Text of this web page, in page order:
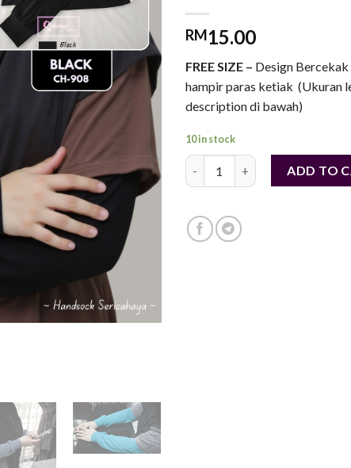
RM15.00
FREE SIZE – Design
hampir paras ketiak (Ukuran
description di bawah)
10 in stock
Handsocks Besar Berkualiti
ADD TO